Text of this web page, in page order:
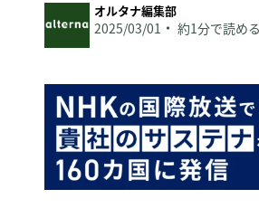
オルタナ編集部
2025/03/01 約1分で読める